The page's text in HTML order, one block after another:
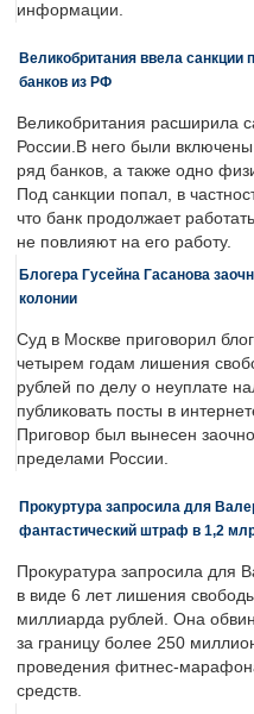
информации.
Великобритания ввела санкции
банков из РФ
Великобритания расширила
России.В него были
ряд банков, а также одно
Под санкции попал, в
что банк продолжает
не повлияют на его работу.
Блогера Гусейна Гасанова
колонии
Суд в Москве приговорил
четырем годам лишения
рублей по делу о неуплате
публиковать посты в
Приговор был вынесен
пределами России.
Прокуртура запросила для
фантастический штраф в 1,2
Прокуратура запросила для
в виде 6 лет лишения
миллиарда рублей. Она
за границу более 250
проведения фитнес-
средств.